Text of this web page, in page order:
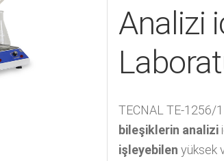
Analizi
TECNAL TE-1256/1
bileşiklerin analizi
işleyebilen yüksek